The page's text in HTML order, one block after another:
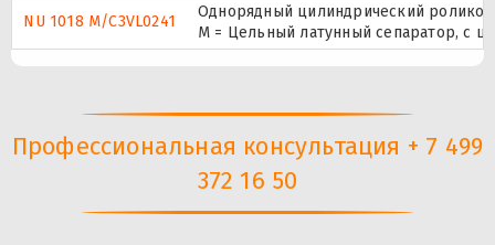
NU 1018 M/C3VL0241
Однорядный цилиндрический
M = Цельный латунный сепаратор, с
Профессиональная консультация + 7 499
372 16 50